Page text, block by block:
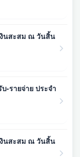
งินสะสม ณ วันสิ้น
-รายจ่าย ประจำ
งินสะสม ณ วันสิ้น